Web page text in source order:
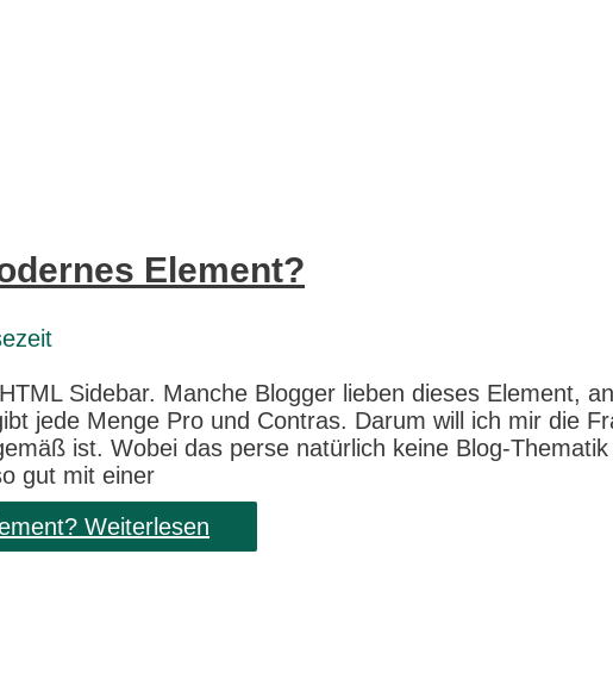
Element?
Sidebar. Manche Blogger lieben dieses Element,
jede Menge Pro und Contras. Darum will ich mir die
ist. Wobei das perse natürlich keine Blog-Thematik
gut mit einer
Weiterlesen